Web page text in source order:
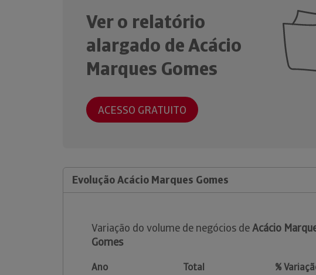
Ver o relatório
alargado de Acácio
Marques Gomes
ACESSO GRATUITO
Evolução Acácio Marques Gomes
Variação do volume de negócios deAcácio
Gomes
Ano Total %